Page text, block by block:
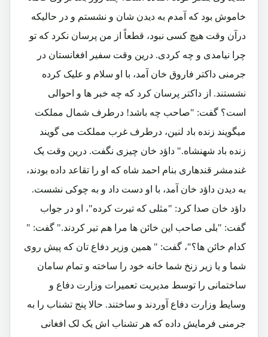
خاموش بود که آمدم به دیدن شان و نشستم و در حالیکه
درآن وقت هیچ کسی نبود، قطعاً از من پرسان نکرد که تو
چرا نیامدی و چه کردی. درین وقت سفیر افغانستان در
جرمنی داکتر فاروق خان آمد، با او سلام و علیک کرده
نشستند. از داکتر پرسان کرد که چه خبر ها و احوالی
است؟ گفت: "صاحب چه باشد! درطرف شمال مملکت
میگویند زنده باد لنین، درطرف غرب مملکت می گویند
زنده باد شهنشاه." داؤد خان چیزی نگفت. درین وقت یک
غندمشر قندهاری بنام احمد شاه که او را تقاعد داده بودند،
به دیدن داؤد خان آمد، با او دست داد و به چوکی نشست.
داؤد خان صدا کرد: "مثلی که تیرت کرده"، او در جواب
گفت: "بلی صاحب این خائن ها مرا هم تیر کردند." گفت: "
کدام خائن ها؟"، گفت: " همین وزیر دفاع تان که پیش روی
شما و یا زیر زنخ شما خانه خود را ساخته و تمام سامان
ساختمانی را توسط مدیریت تعمیرات وزارت دفاع و
وسایط وزارت دفاع آوردند و ساختند. حالا پنج تشناب را به
جرمنی فرمایش داده که هر تشناب اش یک لک افغانی